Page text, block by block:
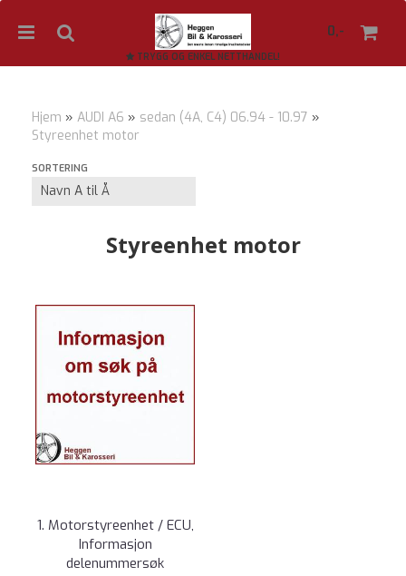
0,-
TRYGG OG ENKEL NETTHANDEL!
Hjem » AUDI A6 » sedan (4A, C4) 06.94 - 10.97 »
Styreenhet motor
SORTERING
Styreenhet motor
1. Motorstyreenhet / ECU,
Informasjon
delenummersøk